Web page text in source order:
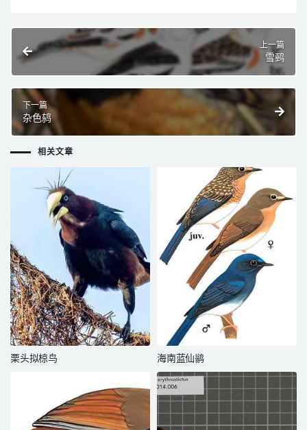
上一篇
雪鹀
下一篇
杂色鸫
相关文章
栗头拟椋鸟 海南蓝仙鹟